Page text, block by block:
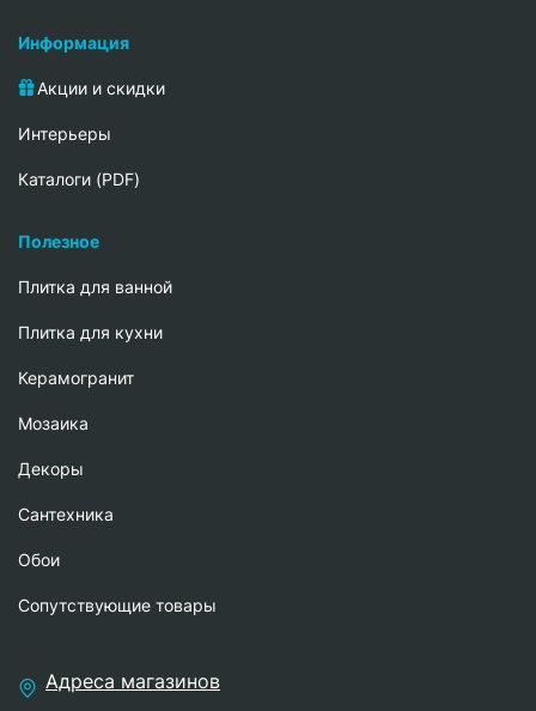
Информация
Акции и скидки
Интерьеры
Каталоги (PDF)
Полезное
Плитка для ванной
Плитка для кухни
Керамогранит
Мозаика
Декоры
Сантехника
Обои
Сопутствующие товары
Адреса магазинов